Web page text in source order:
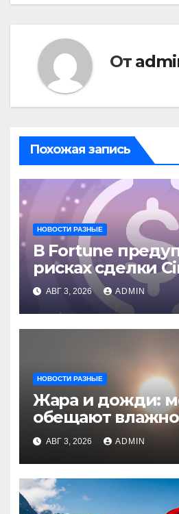
От
Похожая запись
НОВОСТИ РАЗНЫЕ
В Fortune
рисках сделки
АВГ 3, 2026 ADMIN
НОВОСТИ РАЗНЫЕ
Жара и дожди:
обещают
августа
АВГ 3, 2026 ADMIN